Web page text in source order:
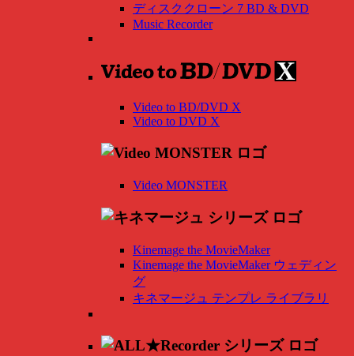
ディスククローン 7 BD & DVD
Music Recorder
Video to BD/DVD X
Video to DVD X
Video MONSTER
Kinemage the MovieMaker
Kinemage the MovieMaker ウェディン
グ
キネマージュ テンプレ ライブラリ